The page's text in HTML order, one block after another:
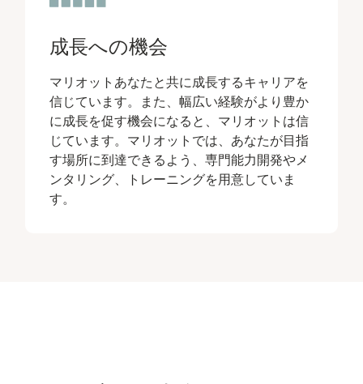
成長への機会
マリオットあなたと共に成長するキャリアを
信じています。また、幅広い経験がより豊か
に成長を促す機会になると、マリオットは信
じています。マリオットでは、あなたが目指
す場所に到達できるよう、専門能力開発やメ
ンタリング、トレーニングを用意していま
す。